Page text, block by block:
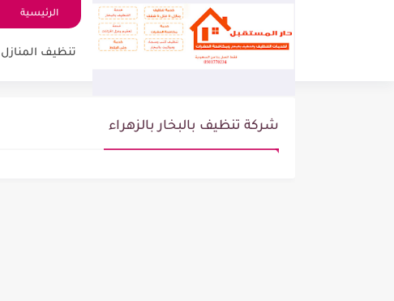
الرئيسية
تنظيف المنازل
شركة تنظيف بالبخار بالزهراء